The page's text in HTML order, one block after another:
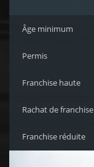
Âge minimum
Permis
Franchise haute
Rachat de franchise
Franchise réduite